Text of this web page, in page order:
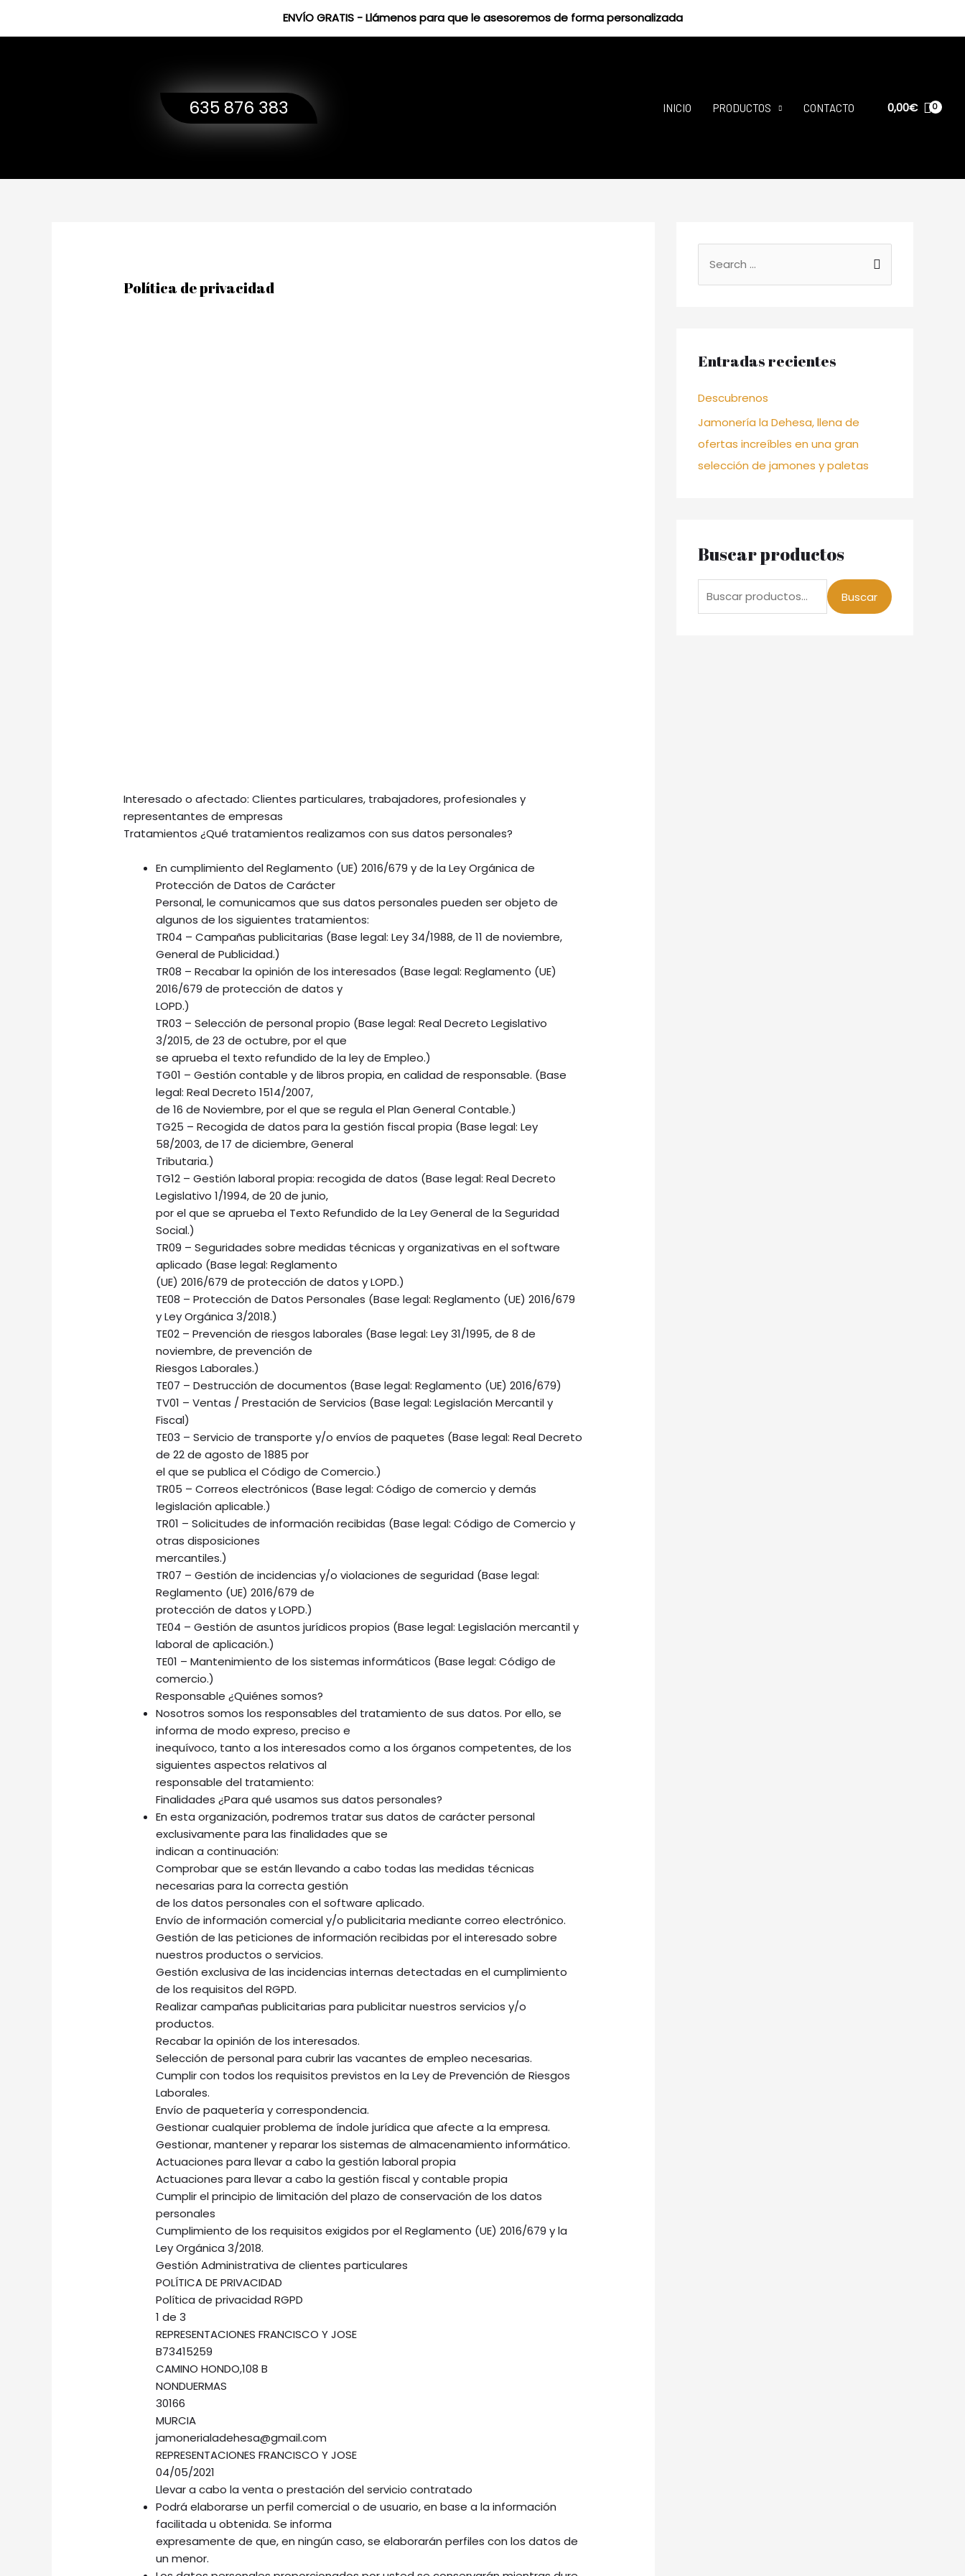
ENVÍO GRATIS - Llámenos para que le asesoremos de forma personalizada
635 876 383 INICIO PRODUCTOS CONTACTO 0,00€
Política de privacidad
Interesado o afectado: Clientes particulares, trabajadores, profesionales y
representantes de empresas
Tratamientos ¿Qué tratamientos realizamos con sus datos personales?
En cumplimiento del Reglamento (UE) 2016/679 y de la Ley Orgánica de
Protección de Datos de Carácter
Personal, le comunicamos que sus datos personales pueden ser objeto de
algunos de los siguientes tratamientos:
TR04 – Campañas publicitarias (Base legal: Ley 34/1988, de 11 de noviembre,
General de Publicidad.)
TR08 – Recabar la opinión de los interesados (Base legal: Reglamento (UE)
2016/679 de protección de datos y
LOPD.)
TR03 – Selección de personal propio (Base legal: Real Decreto Legislativo
3/2015, de 23 de octubre, por el que
se aprueba el texto refundido de la ley de Empleo.)
TG01 – Gestión contable y de libros propia, en calidad de responsable. (Base
legal: Real Decreto 1514/2007,
de 16 de Noviembre, por el que se regula el Plan General Contable.)
TG25 – Recogida de datos para la gestión fiscal propia (Base legal: Ley
58/2003, de 17 de diciembre, General
Tributaria.)
TG12 – Gestión laboral propia: recogida de datos (Base legal: Real Decreto
Legislativo 1/1994, de 20 de junio,
por el que se aprueba el Texto Refundido de la Ley General de la Seguridad
Social.)
TR09 – Seguridades sobre medidas técnicas y organizativas en el software
aplicado (Base legal: Reglamento
(UE) 2016/679 de protección de datos y LOPD.)
TE08 – Protección de Datos Personales (Base legal: Reglamento (UE) 2016/679
y Ley Orgánica 3/2018.)
TE02 – Prevención de riesgos laborales (Base legal: Ley 31/1995, de 8 de
noviembre, de prevención de
Riesgos Laborales.)
TE07 – Destrucción de documentos (Base legal: Reglamento (UE) 2016/679)
TV01 – Ventas / Prestación de Servicios (Base legal: Legislación Mercantil y
Fiscal)
TE03 – Servicio de transporte y/o envíos de paquetes (Base legal: Real Decreto
de 22 de agosto de 1885 por
el que se publica el Código de Comercio.)
TR05 – Correos electrónicos (Base legal: Código de comercio y demás
legislación aplicable.)
TR01 – Solicitudes de información recibidas (Base legal: Código de Comercio y
otras disposiciones
mercantiles.)
TR07 – Gestión de incidencias y/o violaciones de seguridad (Base legal:
Reglamento (UE) 2016/679 de
protección de datos y LOPD.)
TE04 – Gestión de asuntos jurídicos propios (Base legal: Legislación mercantil y
laboral de aplicación.)
TE01 – Mantenimiento de los sistemas informáticos (Base legal: Código de
comercio.)
Responsable ¿Quiénes somos?
Nosotros somos los responsables del tratamiento de sus datos. Por ello, se
informa de modo expreso, preciso e
inequívoco, tanto a los interesados como a los órganos competentes, de los
siguientes aspectos relativos al
responsable del tratamiento:
Finalidades ¿Para qué usamos sus datos personales?
En esta organización, podremos tratar sus datos de carácter personal
exclusivamente para las finalidades que se
indican a continuación:
Comprobar que se están llevando a cabo todas las medidas técnicas
necesarias para la correcta gestión
de los datos personales con el software aplicado.
Envío de información comercial y/o publicitaria mediante correo electrónico.
Gestión de las peticiones de información recibidas por el interesado sobre
nuestros productos o servicios.
Gestión exclusiva de las incidencias internas detectadas en el cumplimiento
de los requisitos del RGPD.
Realizar campañas publicitarias para publicitar nuestros servicios y/o
productos.
Recabar la opinión de los interesados.
Selección de personal para cubrir las vacantes de empleo necesarias.
Cumplir con todos los requisitos previstos en la Ley de Prevención de Riesgos
Laborales.
Envío de paquetería y correspondencia.
Gestionar cualquier problema de índole jurídica que afecte a la empresa.
Gestionar, mantener y reparar los sistemas de almacenamiento informático.
Actuaciones para llevar a cabo la gestión laboral propia
Actuaciones para llevar a cabo la gestión fiscal y contable propia
Cumplir el principio de limitación del plazo de conservación de los datos
personales
Cumplimiento de los requisitos exigidos por el Reglamento (UE) 2016/679 y la
Ley Orgánica 3/2018.
Gestión Administrativa de clientes particulares
POLÍTICA DE PRIVACIDAD
Política de privacidad RGPD
1 de 3
REPRESENTACIONES FRANCISCO Y JOSE
B73415259
CAMINO HONDO,108 B
NONDUERMAS
30166
MURCIA
jamonerialadehesa@gmail.com
REPRESENTACIONES FRANCISCO Y JOSE
04/05/2021
Llevar a cabo la venta o prestación del servicio contratado
Podrá elaborarse un perfil comercial o de usuario, en base a la información
facilitada u obtenida. Se informa
expresamente de que, en ningún caso, se elaborarán perfiles con los datos de
un menor.
r
o
r
:
Entradas recientes
Descubrenos
Jamonería la Dehesa, llena de
ofertas increíbles en una gran
selección de jamones y paletas
Buscar productos
u
Buscar